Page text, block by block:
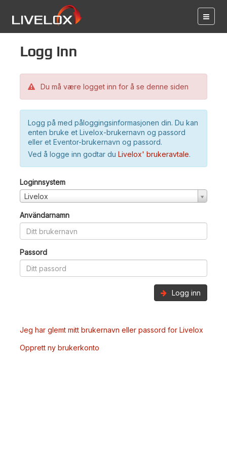
Logg inn
Du må være logget inn for å se denne siden
Logg på med påloggingsinformasjonen din. Du kan
enten bruke et Livelox-brukernavn og passord
eller et Eventor-brukernavn og passord.
Ved å logge inn godtar du Livelox' brukeravtale.
Loginnsystem
Livelox
Användarnamn
Passord
Logg inn
Jeg har glemt mitt brukernavn eller passord for Livelox
Opprett ny brukerkonto